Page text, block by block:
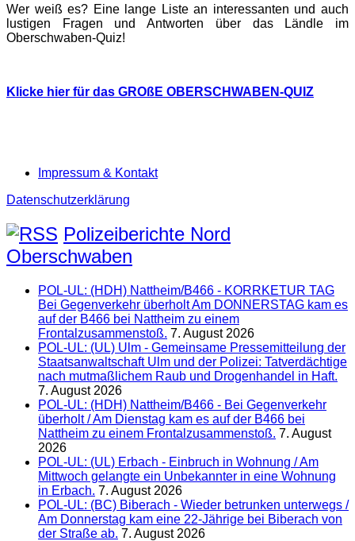
Wer weiß es? Eine lange Liste an interessanten und auch
lustigen Fragen und Antworten über das Ländle im
Oberschwaben-Quiz!
Klicke hier für das GROßE OBERSCHWABEN-QUIZ
Impressum & Kontakt
Datenschutzerklärung
Polizeiberichte Nord
Oberschwaben
POL-UL: (HDH) Nattheim/B466 - KORRKETUR TAG
Bei Gegenverkehr überholt Am DONNERSTAG kam es
auf der B466 bei Nattheim zu einem
Frontalzusammenstoß. 7. August 2026
POL-UL: (UL) Ulm - Gemeinsame Pressemitteilung der
Staatsanwaltschaft Ulm und der Polizei: Tatverdächtige
nach mutmaßlichem Raub und Drogenhandel in Haft.
7. August 2026
POL-UL: (HDH) Nattheim/B466 - Bei Gegenverkehr
überholt / Am Dienstag kam es auf der B466 bei
Nattheim zu einem Frontalzusammenstoß. 7. August
2026
POL-UL: (UL) Erbach - Einbruch in Wohnung / Am
Mittwoch gelangte ein Unbekannter in eine Wohnung
in Erbach. 7. August 2026
POL-UL: (BC) Biberach - Wieder betrunken unterwegs /
Am Donnerstag kam eine 22-Jährige bei Biberach von
der Straße ab. 7. August 2026